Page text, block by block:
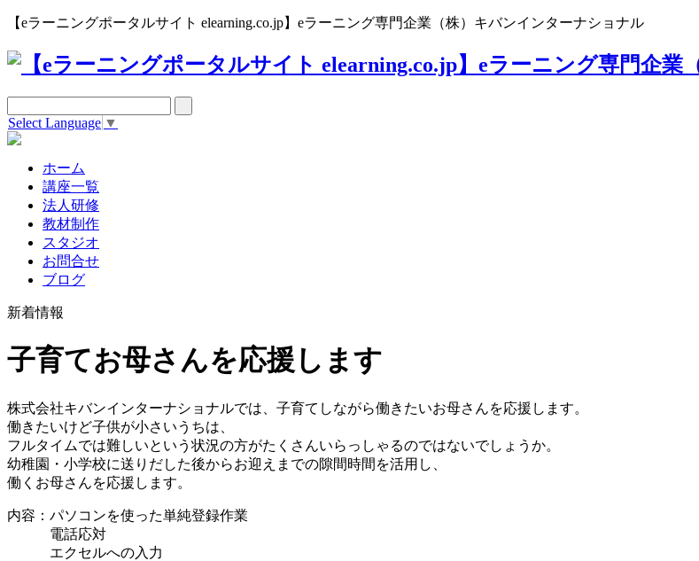
【eラーニングポータルサイト elearning.co.jp】eラーニング専門企業（株）キバンインターナショナル
Select Language ▼
ホーム
講座一覧
法人研修
教材制作
スタジオ
お問合せ
ブログ
新着情報
子育てお母さんを応援します
株式会社キバンインターナショナルでは、子育てしながら働きたいお母さんを応援します。
働きたいけど子供が小さいうちは、
フルタイムでは難しいという状況の方がたくさんいらっしゃるのではないでしょうか。
幼稚園・小学校に送りだした後からお迎えまでの隙間時間を活用し、
働くお母さんを応援します。
内容：パソコンを使った単純登録作業
電話応対
エクセルへの入力